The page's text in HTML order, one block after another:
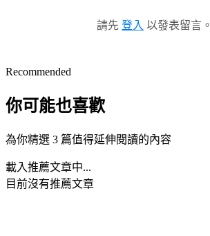
請先 登入 以發表留言。
Recommended
你可能也喜歡
為你精選 3 篇值得延伸閱讀的內容
載入推薦文章中...
目前沒有推薦文章